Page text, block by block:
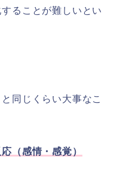
ることが難しいとい
同じくらい大事なこ
（感情・感覚）